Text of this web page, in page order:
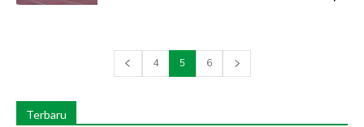
4 5 6
Terbaru